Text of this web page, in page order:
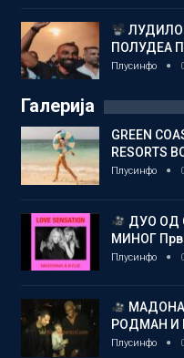
ЛУДИЛО
ПОЛУДЕА
Плусинфо
Галерија
GREEN
RESORTS
Плусинфо
ДУО ОД
МИНОГ
Плусинфо
РОДМАН И
Плусинфо